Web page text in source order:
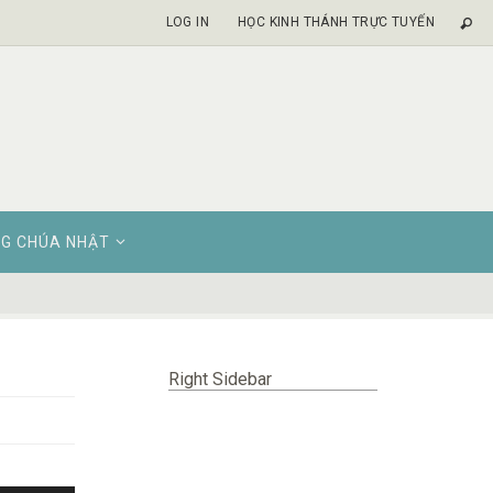
LOG IN HỌC KINH THÁNH TRỰC TUYẾN
CHÚA NHẬT
Right Sidebar